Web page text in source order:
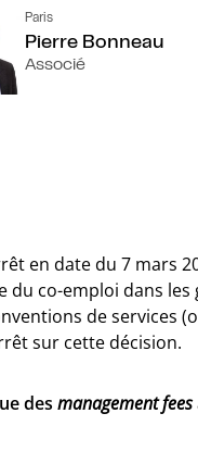
Paris
Pierre Bonneau
Associé
en date du 7 mars
du co-emploi dans
de services
sur cette décision.
desmanagement fees